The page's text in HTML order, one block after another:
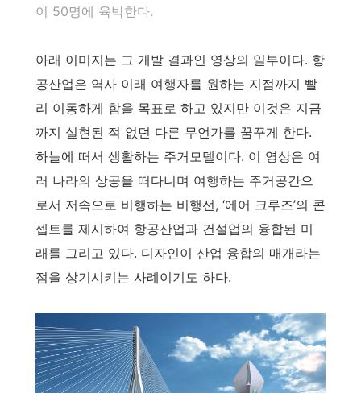
이 50명에 육박한다.
아래 이미지는 그 개발 결과인 영상의 일부이다. 항
공산업은 역사 이래 여행자를 원하는 지점까지 빨
리 이동하게 함을 목표로 하고 있지만 이것은 지금
까지 실현된 적 없던 다른 무언가를 꿈꾸게 한다.
하늘에 떠서 생활하는 주거모델이다. 이 영상은 여
러 나라의 상공을 떠다니며 여행하는 주거공간으
로서 저속으로 비행하는 비행선, ‘에어 크루즈’의 콘
셉트를 제시하여 항공산업과 건설업의 융합된 미
래를 그리고 있다. 디자인이 산업 융합의 매개라는
점을 상기시키는 사례이기도 하다.